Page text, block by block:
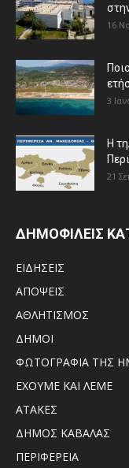
16
3
Η
21
ΔΗΜΟΦΙΛΕΙΣ
ΕΙΔΗΣΕΙΣ
ΑΠΟΨΕΙΣ
ΑΘΛΗΤΙΣΜΟΣ
ΔΗΜΟΙ
ΦΩΤΟΓΡΑΦΙΑ ΤΗΣ
ΕΧΟΥΜΕ ΚΑΙ ΛΕΜΕ
ΑΤΑΚΕΣ
ΔΗΜΟΣ ΚΑΒΑΛΑΣ
ΠΕΡΙΦΕΡΕΙΑ